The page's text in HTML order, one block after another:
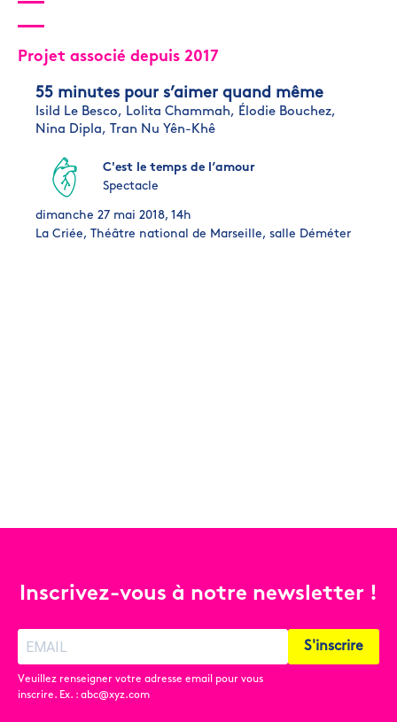
Projet associé depuis 2017
55 minutes pour s’aimer quand même
Isild Le Besco, Lolita Chammah, Élodie Bouchez,
Nina Dipla, Tran Nu Yên-Khê
C'est le temps de l’amour
Spectacle
dimanche 27 mai 2018, 14h
La Criée, Théâtre national de Marseille, salle Déméter
Inscrivez-vous à notre newsletter !
Veuillez renseigner votre adresse email pour vous
inscrire. Ex. : abc@xyz.com
S'inscrire